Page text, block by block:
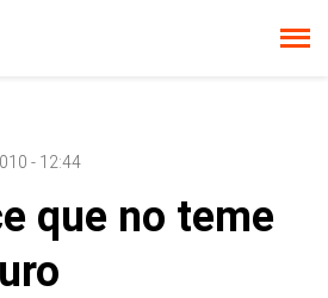
- 12:44
que no teme